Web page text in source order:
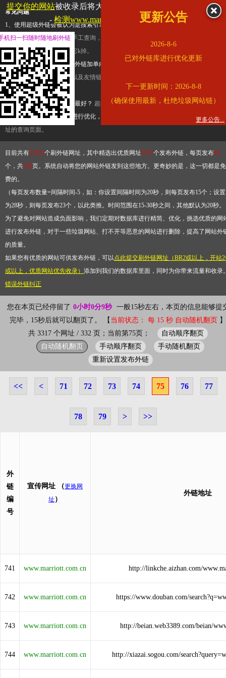
常见问题
1、使用超级外链会被认为是搜索引擎优化作弊吗？ 超级外链只是一个简便而集成
查询工具，模拟的是正常手工查询，不是作弊。如果是作弊，那您可以使用超级外
推广竞争对手的网址，让它k掉。
2、网站优化单纯依靠超级外链加单向链接可行吗？
链，需要结合普通的外链以及友情链接，您可以到站长论坛发布外链，到友情链接
台交换友情链接。
3、如何使用超级外链效果最好？ 超级外链不同于普通的外链，它是动态的链接，
有频繁使用超级外链工具进行优化，才能获得稳定的外链
，最终使搜索引擎收录带
址的查询页面。
目前共有13212个刷外链网址，其中精选出优质网址3317个发布外链，每页发布10
个，共332页。系统自动将您的网站外链发到这些地方。更奇妙的是，这一切都是免
费的。
（每页发布数量=间隔时间-5，如：你设置间隔时间为20秒，则每页发布15个；设置
为28秒，则每页发布23个，以此类推。时间范围在15-30秒之间，其他默认为20秒
为了避免对网站造成负面影响，我们定期对数据库进行精简、优化，挑选优质的网
进行发布外链，对于一些垃圾网站、打不开等恶意的网站进行删除，提高了网站外
的质量。
如果您有优质的网站可供发布外链，可以点此提交刷外链网址（BR2或以上，开站
或以上，优质网站优先收录） 添加到我们的数据库里面，同时为你带来流量和收录
错误外链纠正
您在本页已经停留了 0小时0分9秒
一般15秒左右，本页的信息能够提
完毕，15秒后就可以翻页了。 【 当前状态： 每 15 秒 自动随机翻页 】
共 3317 个网址 / 332 页；当前第75页；
自动顺序翻页
自动随机翻页
手动顺序翻页
手动随机翻页
重新设置发布外链
<< < 71 72 73 74 75 76 77
78 79 > >>
外
链
编
号
宣传网址 （更换网
址 ）
外链地址
741 www.marriott.com.cn http://linkche.aizhan.com/
742 www.marriott.com.cn https://www.douban.com/
743 www.marriott.com.cn http://beian.web3389.com/beian/
744 www.marriott.com.cn http://xiazai.sogou.com/
提交你的网站被收录后将大幅提升流量和外链，
查看展示页面
- 检测www.marriott.com.cn是否收录
更新公告
2026-8-6
已对外链库进行优化更新
下一更新时间：2026-8-8
（确保使用最新，杜绝垃圾网站链）
更多公告...
机扫一扫随时随地刷外链